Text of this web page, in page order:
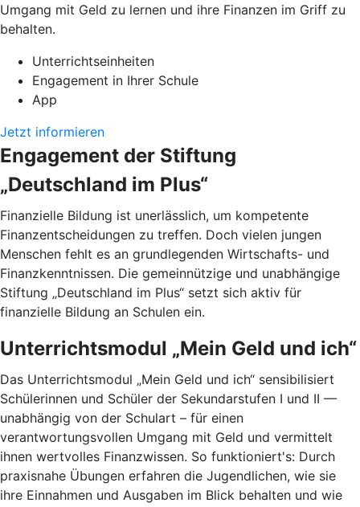
Umgang mit Geld zu lernen und ihre Finanzen im Griff zu
behalten.
Unterrichtseinheiten
Engagement in Ihrer Schule
App
Jetzt informieren
Engagement der Stiftung
„Deutschland im Plus“
Finanzielle Bildung ist unerlässlich, um kompetente
Finanzentscheidungen zu treffen. Doch vielen jungen
Menschen fehlt es an grundlegenden Wirtschafts- und
Finanzkenntnissen. Die gemeinnützige und unabhängige
Stiftung „Deutschland im Plus“ setzt sich aktiv für
finanzielle Bildung an Schulen ein.
Unterrichtsmodul „Mein Geld und ich“
Das Unterrichtsmodul „Mein Geld und ich“ sensibilisiert
Schülerinnen und Schüler der Sekundarstufen I und II —
unabhängig von der Schulart – für einen
verantwortungsvollen Umgang mit Geld und vermittelt
ihnen wertvolles Finanzwissen. So funktioniert's: Durch
praxisnahe Übungen erfahren die Jugendlichen, wie sie
ihre Einnahmen und Ausgaben im Blick behalten und wie